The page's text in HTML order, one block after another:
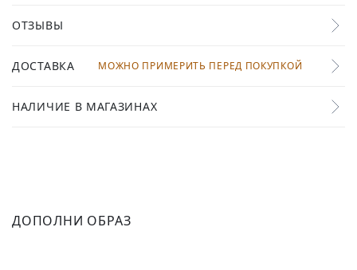
ОТЗЫВЫ
ДОСТАВКА МОЖНО ПРИМЕРИТЬ ПЕРЕД ПОКУПКОЙ
НАЛИЧИЕ В МАГАЗИНАХ
ДОПОЛНИ ОБРАЗ